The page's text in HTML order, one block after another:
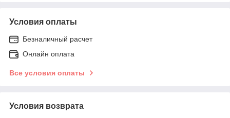
Условия оплаты
Безналичный расчет
Онлайн оплата
Все условия оплаты
Условия возврата